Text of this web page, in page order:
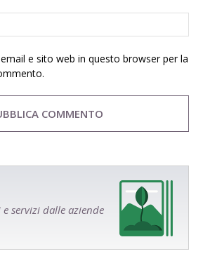
e sito web in questo browser per la
servizi dalle aziende